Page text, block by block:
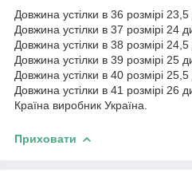
Довжина устілки в 36 розмірі 23,5
Довжина устілки в 37 розмірі 24
Довжина устілки в 38 розмірі
Довжина устілки в 39 розмірі 25
Довжина устілки в 40 розмірі 25,5
Довжина устілки в 41 розмірі 26
Країна виробник Україна.
Приховати